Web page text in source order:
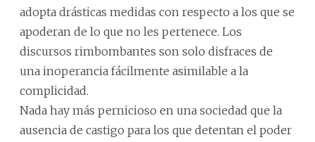
adopta drásticas medidas con respecto a los que se
apoderan de lo que no les pertenece. Los
discursos rimbombantes son solo disfraces de
una inoperancia fácilmente asimilable a la
complicidad.
Nada hay más pernicioso en una sociedad que la
ausencia de castigo para los que detentan el poder